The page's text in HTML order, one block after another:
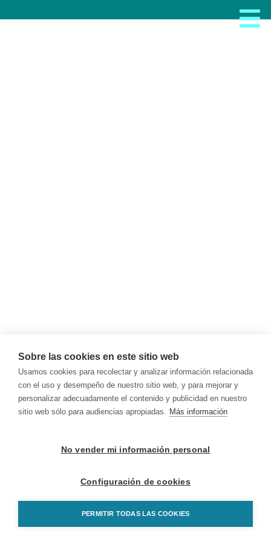
Sobre las cookies en este sitio web
Usamos cookies para recolectar y analizar información relacionada
con el uso y desempeño de nuestro sitio web, y para mejorar y
personalizar adecuadamente el contenido y publicidad en nuestro
sitio web sólo para audiencias apropiadas. Más información
No vender mi información personal
Configuración de cookies
PERMITIR TODAS LAS COOKIES